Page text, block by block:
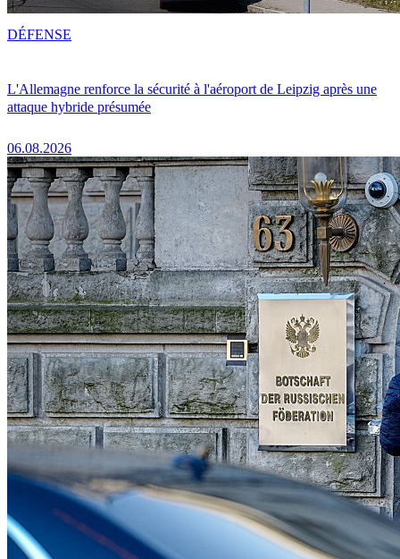
L'Allemagne renforce la sécurité à l'aéroport de Leipzig après une
attaque hybride présumée
06.08.2026
DÉFENSE